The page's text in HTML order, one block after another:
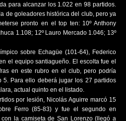
para alcanzar los 1.022 en 98 partidos.
de goleadores histórica del club, pero ya
pronto en el top ten: 10º Anthony
1.108; 12º Lauro Mercado 1.046; 13º
sobre Echagüe (101-64), Federico
el equipo santiagueño. El escolta fue el
en este rubro en el club, pero podría
5. Para ello deberá jugar los 27 partidos
actual quinto en el listado.
por lesión, Nicolás Aguirre marcó 15
Ferro (85-83) y fue el segundo en
la camiseta de San Lorenzo (llegó a